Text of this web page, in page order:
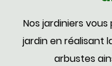
Nos jardiniers
jardin en réalisant
arbustes